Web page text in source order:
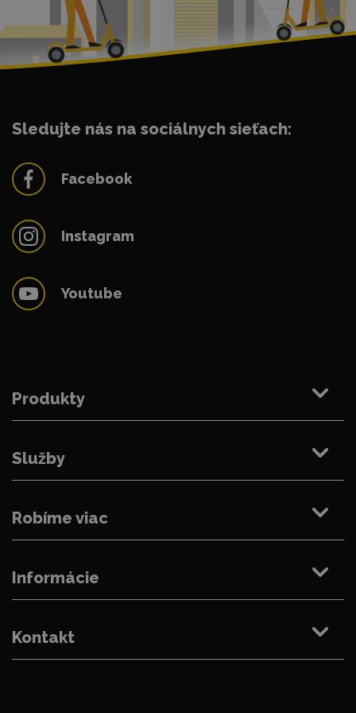
Sledujte nás na sociálnych sieťach:
Facebook
Instagram
Youtube
Produkty
Služby
Robíme viac
Informácie
Kontakt